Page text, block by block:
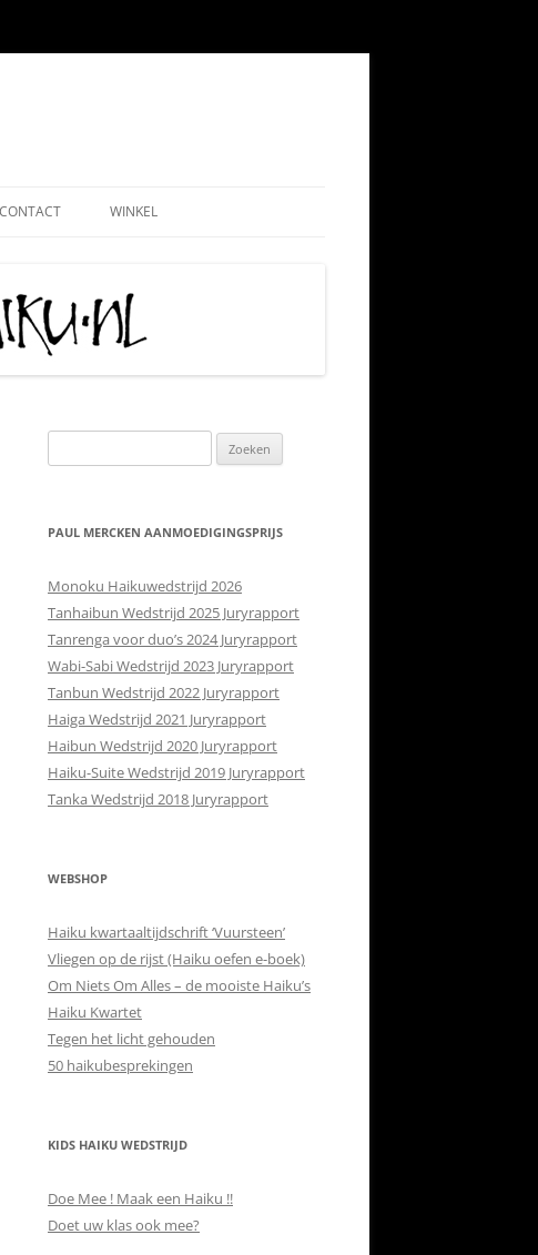
PAUL
CONTACT
LEDENADMINISTRATIE
LIDMAATSCHAP
PERS CONTACT
WINKEL
MIJN ACCOUNT
CONTRIBUTIE HKN
naar:
PAUL MERCKEN AANMOEDIGINGSPRIJS
Monoku Haikuwedstrijd 2026
Tanhaibun Wedstrijd 2025 Juryrapport
Tanrenga voor duo’s 2024 Juryrapport
Wabi-Sabi Wedstrijd 2023 Juryrapport
Tanbun Wedstrijd 2022 Juryrapport
Haiga Wedstrijd 2021 Juryrapport
Haibun Wedstrijd 2020 Juryrapport
Haiku-Suite Wedstrijd 2019 Juryrapport
Tanka Wedstrijd 2018 Juryrapport
WEBSHOP
Haiku kwartaaltijdschrift ‘Vuursteen’
Vliegen op de rijst (Haiku oefen e-boek)
Om Niets Om Alles – de mooiste Haiku’s
Haiku Kwartet
Tegen het licht gehouden
50 haikubesprekingen
KIDS HAIKU WEDSTRIJD
Doe Mee ! Maak een Haiku !!
Doet uw klas ook mee?